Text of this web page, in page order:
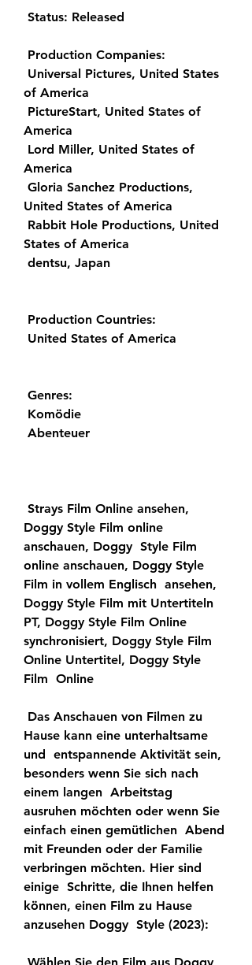
Status: Released
Production Companies:
of America
America
America
United States of America
States of America
dentsu, Japan
Production Countries:
United States of America
Genres:
Komödie
Abenteuer
Doggy Style Film online
anschauen, Doggy  Style Film
online anschauen, Doggy Style
Film in vollem Englisch  ansehen,
Doggy Style Film mit Untertiteln
PT, Doggy Style Film Online
synchronisiert, Doggy Style Film
Online Untertitel, Doggy Style
Film  Online
Hause kann eine unterhaltsame
und  entspannende Aktivität sein,
besonders wenn Sie sich nach
einem langen  Arbeitstag
ausruhen möchten oder wenn Sie
einfach einen gemütlichen  Abend
mit Freunden oder der Familie
verbringen möchten. Hier sind
einige  Schritte, die Ihnen helfen
können, einen Film zu Hause
anzusehen Doggy  Style (2023):